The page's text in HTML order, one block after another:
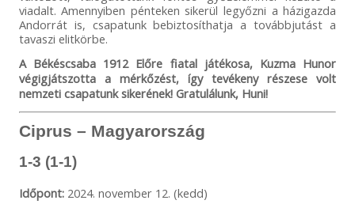
viadalt. Amennyiben pénteken sikerül legyőzni a házigazda
Andorrát is, csapatunk bebiztosíthatja a továbbjutást a
tavaszi elitkörbe.
A Békéscsaba 1912 Előre fiatal játékosa, Kuzma Hunor
végigjátszotta a mérkőzést, így tevékeny részese volt
nemzeti csapatunk sikerének! Gratulálunk, Huni!
Ciprus – Magyarország
1-3 (1-1)
Időpont:2024. november 12. (kedd)